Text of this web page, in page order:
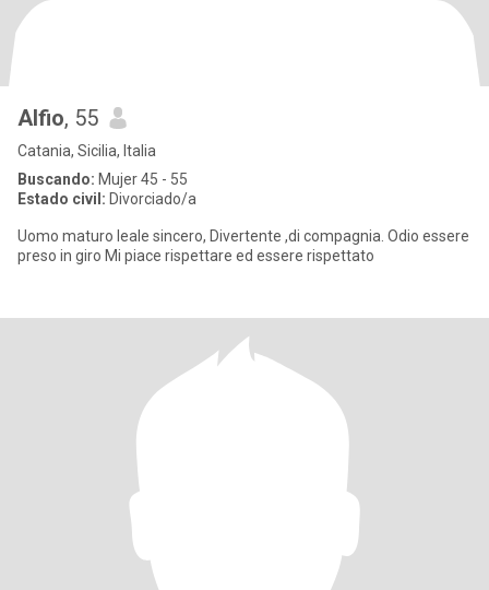
Alfio, 55
Catania, Sicilia, Italia
Buscando: Mujer 45 - 55
Estado civil: Divorciado/a
Uomo maturo leale sincero, Divertente ,di compagnia. Odio essere
preso in giro Mi piace rispettare ed essere rispettato